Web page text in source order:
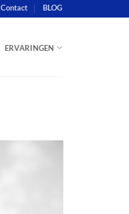
Contact BLOG
ERVARINGEN